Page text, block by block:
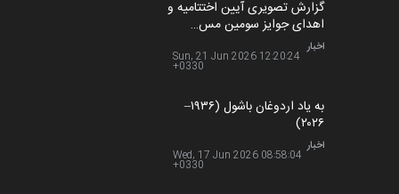
گزارش تصویری آیین اختتامیه و
اهدای جوایز سومین مس…
اخبار
Sun, 21 Jun 2026 12:20:24
+0330
به یاد اردوغان باشول (۱۹۳۶–
۲۰۲۶)
اخبار
Wed, 17 Jun 2026 08:58:04
+0330